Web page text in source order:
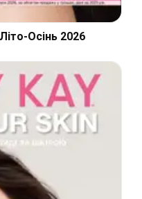
Осінь 2026